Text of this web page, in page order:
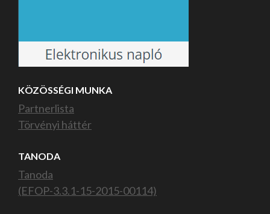
KÖZÖSSÉGI MUNKA
Partnerlista
Törvényi háttér
TANODA
Tanoda
(EFOP-3.3.1-15-2015-00114)